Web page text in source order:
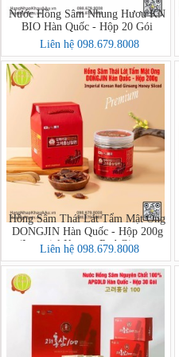
Nước Hồng Sâm Nhung Hươu KN
BIO Hàn Quốc - Hộp 20 Gói
Liên hệ 098.679.8008
Hồng Sâm Thái Lát Tẩm Mật Ong
DONGJIN Hàn Quốc - Hộp 200g
(Imperial Korean Red Ginseng
Honey Sliced PREMIUM)
Liên hệ 098.679.8008